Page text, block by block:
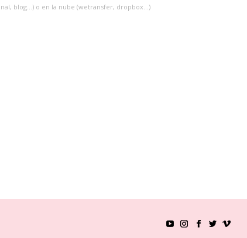
blog...) o en la nube (wetransfer, dropbox...)